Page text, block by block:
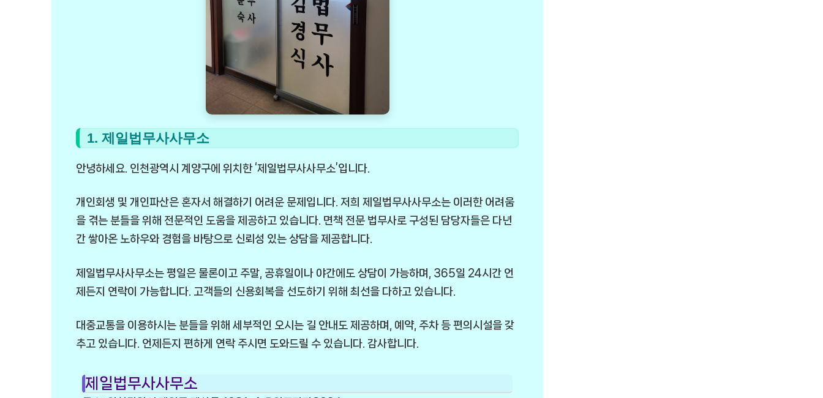
1. 제일법무사사무소
안녕하세요. 인천광역시 계양구에 위치한 ‘제일법무사사무소’입니다.
개인회생 및 개인파산은 혼자서 해결하기 어려운 문제입니다. 저희 제일법무사사무소는 이러한 어려움
을 겪는 분들을 위해 전문적인 도움을 제공하고 있습니다. 면책 전문 법무사로 구성된 담당자들은 다년
간 쌓아온 노하우와 경험을 바탕으로 신뢰성 있는 상담을 제공합니다.
제일법무사사무소는 평일은 물론이고 주말, 공휴일이나 야간에도 상담이 가능하며, 365일 24시간 언
제든지 연락이 가능합니다. 고객들의 신용회복을 선도하기 위해 최선을 다하고 있습니다.
대중교통을 이용하시는 분들을 위해 세부적인 오시는 길 안내도 제공하며, 예약, 주차 등 편의시설을 갖
추고 있습니다. 언제든지 편하게 연락 주시면 도와드릴 수 있습니다. 감사합니다.
제일법무사사무소